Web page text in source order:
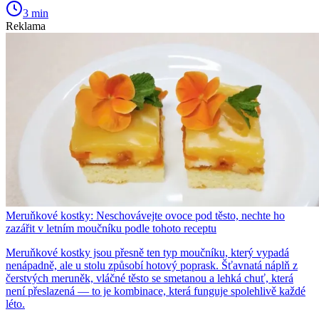
3 min
Reklama
Meruňkové kostky: Neschovávejte ovoce pod těsto, nechte ho
zazářit v letním moučníku podle tohoto receptu
Meruňkové kostky jsou přesně ten typ moučníku, který vypadá
nenápadně, ale u stolu způsobí hotový poprask. Šťavnatá náplň z
čerstvých meruněk, vláčné těsto se smetanou a lehká chuť, která
není přeslazená — to je kombinace, která funguje spolehlivě každé
léto.